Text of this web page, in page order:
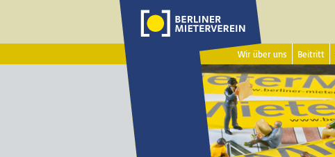
Wir über uns Beitritt